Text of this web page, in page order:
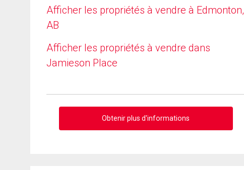
Afficher les propriétés à vendre à Edmonton,
AB
Afficher les propriétés à vendre dans
Jamieson Place
Obtenir plus d'informations